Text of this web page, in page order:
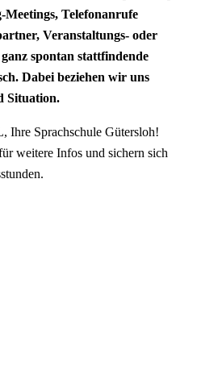
Telefonanrufe
Veranstaltungs- oder
spontan stattfindende
Dabei beziehen wir uns
Situation.
Ihre Sprachschule Gütersloh!
weitere Infos und sichern sich